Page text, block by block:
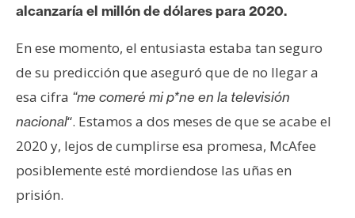
alcanzaría el millón de dólares para 2020.
En ese momento, el entusiasta estaba tan seguro
de su predicción que aseguró que de no llegar a
esa cifra “me comeré mi p*ne en la televisión
nacional“. Estamos a dos meses de que se acabe el
2020 y, lejos de cumplirse esa promesa, McAfee
posiblemente esté mordiendose las uñas en
prisión.